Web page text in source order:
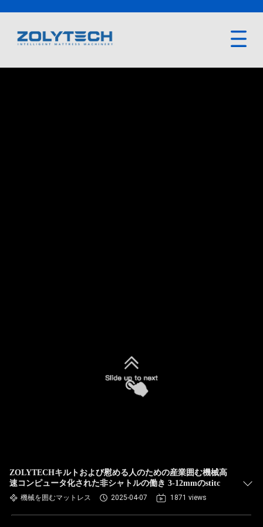
ZOLYTECHキルトおよび慰める人のための産業囲む機械高
速コンピュータ化された非シャトルの働き 3-12mmのstitc
機械を囲むマットレス 2025-04-07 1871 views